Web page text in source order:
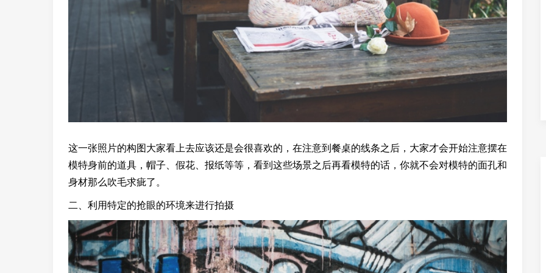
这一张照片的构图大家看上去应该还是会很喜欢的，在注意到餐桌的线条之后，大家才会开始注意摆在
模特身前的道具，帽子、假花、报纸等等，看到这些场景之后再看模特的话，你就不会对模特的面孔和
身材那么吹毛求疵了。
二、利用特定的抢眼的环境来进行拍摄